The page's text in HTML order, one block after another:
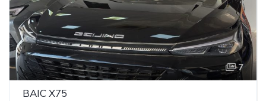
7
BAIC X75